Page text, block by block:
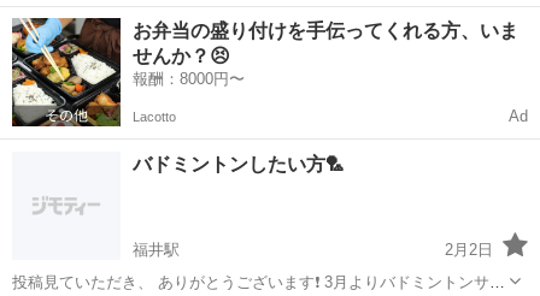
の参加お願いいたします 初心者でも経験者でも参加お待ちしてます。
ほとんどが20代になる為、年齢層も比較的低くなります。 年に2.3回
ほど交流を...
福井 越前市 バドミントン バトミントン
お弁当の盛り付けを手伝ってくれる方、いま
せんか？😣
報酬：8000円〜
Lacotto Ad
バドミントンしたい方🏸
福井駅
2月2日
投稿見ていただき、 ありがとうございます❗️ 3月よりバドミントンサー